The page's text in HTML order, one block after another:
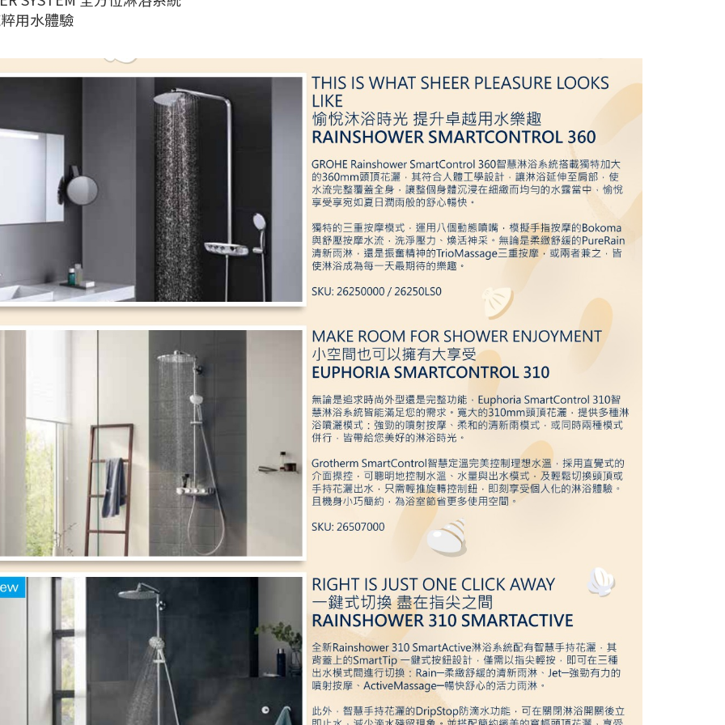
用水體驗